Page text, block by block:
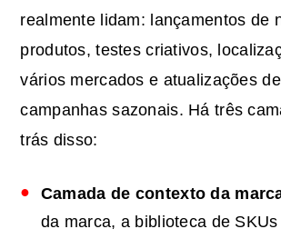
realmente lidam: lançamentos de
produtos, testes criativos,
vários mercados e atualizações de
campanhas sazonais. Há três
trás disso:
Camada de contexto da
da marca, a biblioteca de